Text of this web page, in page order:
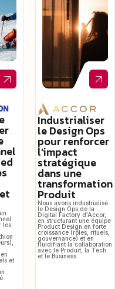
les
et
Industrialiser
le Design Ops
pour renforcer
l’impact
stratégique
dans une
transformation
Produit
Nous avons industrialisé
le Design Ops de la
Digital Factory d'Accor,
en structurant une équipe
Product Design en forte
croissance (rôles, rituels,
gouvernance) et en
fluidifiant la collaboration
avec le Produit, la Tech
et le Business.